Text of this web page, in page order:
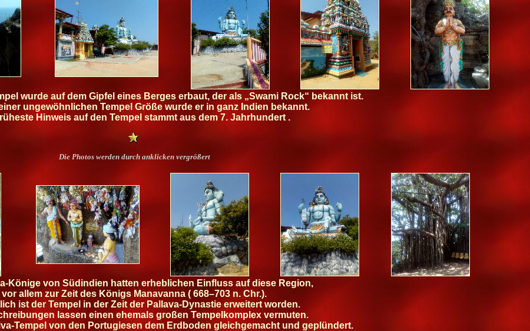
wurde auf dem Gipfel eines Berges erbaut, der als „Swami Rock“ bekannt ist.
ungewöhnlichen Tempel Größe wurde er in ganz Indien bekannt.
Hinweis auf den Tempel stammt aus dem 7. Jahrhundert .
Die Photos werden durch anklicken vergrößert
Könige von Südindien hatten erheblichen Einfluss auf diese Region,
vor allem zur Zeit des Königs Manavanna ( 668–703 n. Chr.).
ist der Tempel in der Zeit der Pallava-Dynastie erweitert worden.
lassen einen ehemals großen Tempelkomplex vermuten.
Tempel von den Portugiesen dem Erdboden gleichgemacht und geplündert.